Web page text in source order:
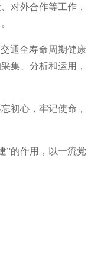
对外合作等工作，
通全寿命周期健康
集、分析和运用，
初心，牢记使命，
”的作用，以一流党